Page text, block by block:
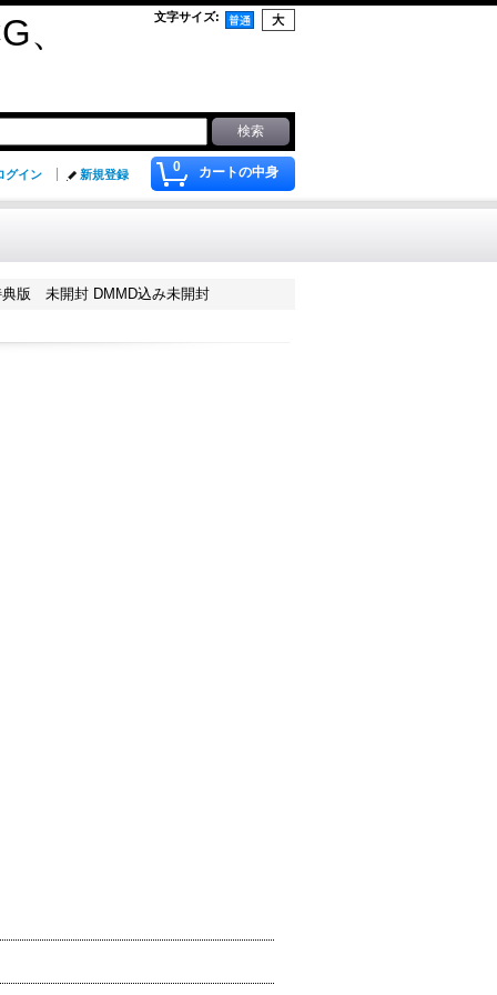
、 文字サイズ:
0 カートの中身
グイン 新規登録
版 未開封 DMMD込み未開封